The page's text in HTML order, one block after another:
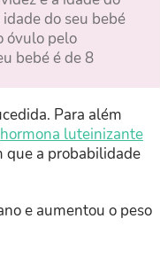
idade do seu bebé
óvulo pelo
bebé é de 8
Para além
hormona luteinizante
que a probabilidade
e aumentou o peso